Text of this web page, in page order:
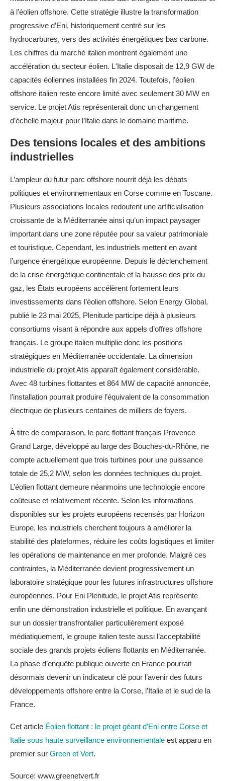
à l’éolien offshore. Cette stratégie illustre la transformation
progressive d’Eni, historiquement centré sur les
hydrocarbures, vers des activités énergétiques bas carbone.
Les chiffres du marché italien montrent également une
accélération du secteur éolien. L'Italie disposait de 12,9 GW de
capacités éoliennes installées fin 2024. Toutefois, l’éolien
offshore italien reste encore limité avec seulement 30 MW en
service. Le projet Atis représenterait donc un changement
d’échelle majeur pour l’Italie dans le domaine maritime.
Des tensions locales et des ambitions
industrielles
L’ampleur du futur parc offshore nourrit déjà les débats
politiques et environnementaux en Corse comme en Toscane.
Plusieurs associations locales redoutent une artificialisation
croissante de la Méditerranée ainsi qu’un impact paysager
important dans une zone réputée pour sa valeur patrimoniale
et touristique. Cependant, les industriels mettent en avant
l’urgence énergétique européenne. Depuis le déclenchement
de la crise énergétique continentale et la hausse des prix du
gaz, les États européens accélèrent fortement leurs
investissements dans l’éolien offshore. Selon Energy Global,
publié le 23 mai 2025, Plenitude participe déjà à plusieurs
consortiums visant à répondre aux appels d’offres offshore
français. Le groupe italien multiplie donc les positions
stratégiques en Méditerranée occidentale. La dimension
industrielle du projet Atis apparaît également considérable.
Avec 48 turbines flottantes et 864 MW de capacité annoncée,
l’installation pourrait produire l’équivalent de la consommation
électrique de plusieurs centaines de milliers de foyers.
À titre de comparaison, le parc flottant français Provence
Grand Large, développé au large des Bouches-du-Rhône, ne
compte actuellement que trois turbines pour une puissance
totale de 25,2 MW, selon les données techniques du projet.
L’éolien flottant demeure néanmoins une technologie encore
coûteuse et relativement récente. Selon les informations
disponibles sur les projets européens recensés par Horizon
Europe, les industriels cherchent toujours à améliorer la
stabilité des plateformes, réduire les coûts logistiques et limiter
les opérations de maintenance en mer profonde. Malgré ces
contraintes, la Méditerranée devient progressivement un
laboratoire stratégique pour les futures infrastructures offshore
européennes. Pour Eni Plenitude, le projet Atis représente
enfin une démonstration industrielle et politique. En avançant
sur un dossier transfrontalier particulièrement exposé
médiatiquement, le groupe italien teste aussi l’acceptabilité
sociale des grands projets éoliens flottants en Méditerranée.
La phase d’enquête publique ouverte en France pourrait
désormais devenir un indicateur clé pour l’avenir des futurs
développements offshore entre la Corse, l’Italie et le sud de la
France.
Cet article Éolien flottant : le projet géant d’Eni entre Corse et
Italie sous haute surveillance environnementale est apparu en
premier sur Green et Vert.
Source: www.greenetvert.fr